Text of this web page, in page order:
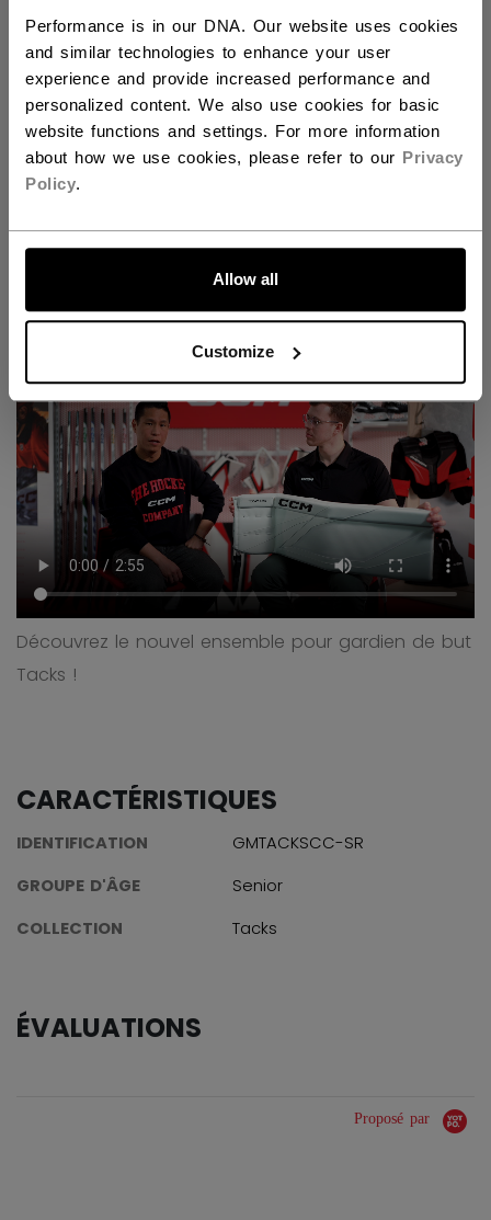
Performance is in our DNA. Our website uses cookies
and similar technologies to enhance your user
experience and provide increased performance and
personalized content. We also use cookies for basic
website functions and settings. For more information
about how we use cookies, please refer to our Privacy
Policy.
Allow all
Customize
ALLONS-Y !
Découvrez le nouvel ensemble pour gardien de but
Tacks !
CARACTÉRISTIQUES
IDENTIFICATION
GMTACKSCC-SR
GROUPE D'ÂGE
Senior
COLLECTION
Tacks
ÉVALUATIONS
Proposé par